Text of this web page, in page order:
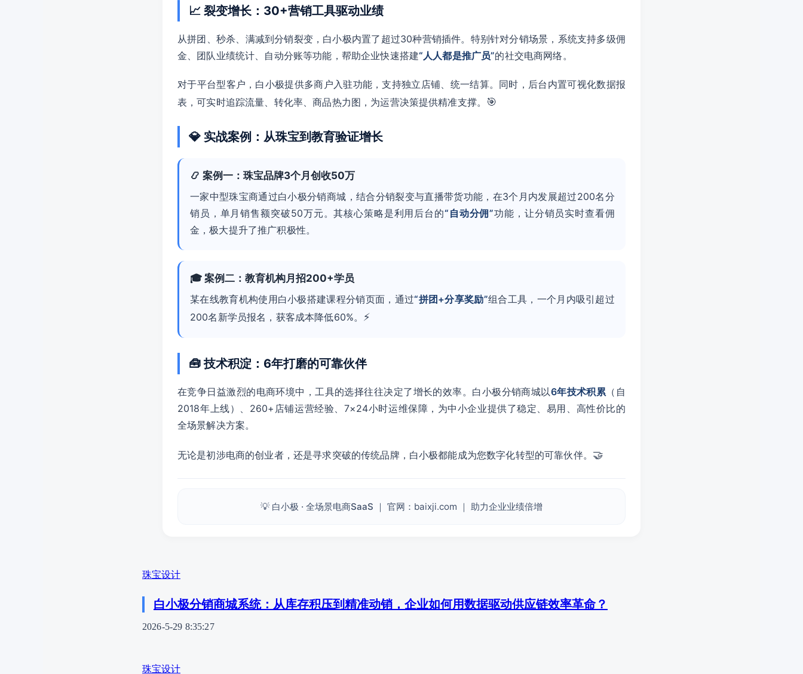
📈 裂变增长：30+营销工具驱动业绩
从拼团、秒杀、满减到分销裂变，白小极内置了超过30种营销插件。特别针对分销场景，系统支持多级佣
金、团队业绩统计、自动分账等功能，帮助企业快速搭建“人人都是推广员”的社交电商网络。
对于平台型客户，白小极提供多商户入驻功能，支持独立店铺、统一结算。同时，后台内置可视化数据报
表，可实时追踪流量、转化率、商品热力图，为运营决策提供精准支撑。 🎯
💎 实战案例：从珠宝到教育验证增长
📿 案例一：珠宝品牌3个月创收50万
一家中型珠宝商通过白小极分销商城，结合分销裂变与直播带货功能，在3个月内发展超过200名分
销员，单月销售额突破50万元。其核心策略是利用后台的“自动分佣”功能，让分销员实时查看佣
金，极大提升了推广积极性。
🎓 案例二：教育机构月招200+学员
某在线教育机构使用白小极搭建课程分销页面，通过“拼团+分享奖励”组合工具，一个月内吸引超过
200名新学员报名，获客成本降低60%。 ⚡
🧰 技术积淀：6年打磨的可靠伙伴
在竞争日益激烈的电商环境中，工具的选择往往决定了增长的效率。白小极分销商城以6年技术积累 （自
2018年上线）、260+店铺运营经验、7×24小时运维保障，为中小企业提供了稳定、易用、高性价比的
全场景解决方案。
无论是初涉电商的创业者，还是寻求突破的传统品牌，白小极都能成为您数字化转型的可靠伙伴。 🤝
💡 白小极 · 全场景电商SaaS ｜ 官网：baixji.com ｜ 助力企业业绩倍增
珠宝设计
白小极分销商城系统：从库存积压到精准动销，企业如何用数据驱动供应链效率革命？
2026-5-29 8:35:27
珠宝设计